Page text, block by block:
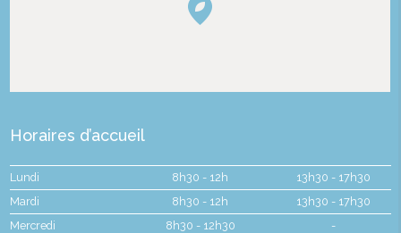
Horaires d’accueil
Lundi 8h30 - 12h
13h30 - 17h30
Mardi
8h30 - 12h
13h30 - 17h30
Mercredi
8h30 - 12h30
-